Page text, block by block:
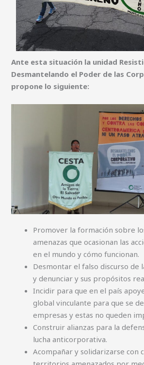
Ante esta situación la unidad
Desmantelando el Poder de las
propone lo siguiente:
Promover la formación sobre
amenazas que ocasionan las
en el mundo y cómo funcionan.
Desmontar el falso discurso de
y denunciar y sus propósitos
Incidir para que en el país
global vinculante para que se
empresas y estas no queden
Construir alianzas para la
lucha anticorporativa.
Acompañar y solidarizarse con